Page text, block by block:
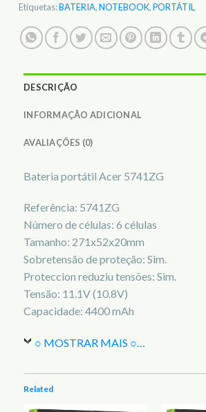
Etiquetas:BATERIA,NOTEBOOK,PORTÁTIL
DESCRIÇÃO
INFORMAÇÃO ADICIONAL
AVALIAÇÕES (0)
Bateria portátil Acer 5741ZG
Referência: 5741ZG
Número de células: 6 células
Tamanho: 271x52x20mm
Sobretensão de proteção: Sim.
Proteccion reduziu tensões: Sim.
Tensão: 11.1V (10.8V)
Capacidade: 4400 mAh
○ MOSTRAR MAIS ○…
Related